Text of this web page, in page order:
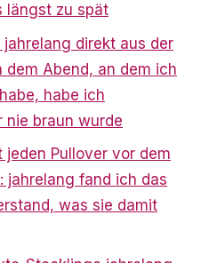
längst zu spät
direkt aus der
dem Abend, an dem ich
habe ich
nie braun wurde
jeden Pullover vor dem
jahrelang fand ich das
was sie damit